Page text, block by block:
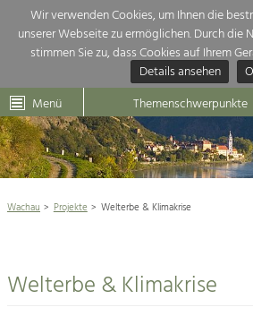
Wir verwenden Cookies, um Ihnen die
unserer Webseite zu ermöglichen. Durch die
stimmen Sie zu, dass Cookies auf Ihrem
Details ansehen
Dunkelsteinerwald Klima
Menü Themenschwerpunkte
Aktuelles
Weltkulturerbe Wachau
Rückblick 25 Jahre Jubiläum
Architektur
Themenübersicht
Die Regionalentwicklung in unserer Region ist
geben wir hier eine Übersicht über unsere
mehr Informationen einfach das Thema
Projekte in diesem Kontext angezeigt.
Natur- &
Baukultur
Wachau Projekte Welterbe & Klimakrise
Welterbe & Klimakrise